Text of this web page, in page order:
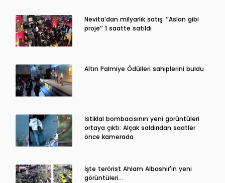
Nevita’dan milyarlık satış: ‘’Aslan gibi
proje’’ 1 saatte satıldı
Altın Palmiye Ödülleri sahiplerini buldu
İstiklal bombacısının yeni görüntüleri
ortaya çıktı: Alçak saldırıdan saatler
önce kamerada
İşte terörist Ahlam Albashir'in yeni
görüntüleri…